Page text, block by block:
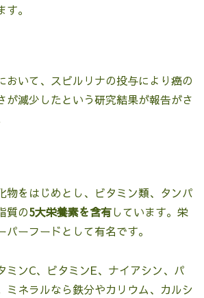
。
おいて、スピルリナの投与により癌の
が減少したという研究結果が報告がさ
物をはじめとし、ビタミン類、タンパ
質の5大栄養素を含有しています。栄
ーフードとして有名です。
ミンC、ビタミンE、ナイアシン、パ
ミネラルなら鉄分やカリウム、カルシ